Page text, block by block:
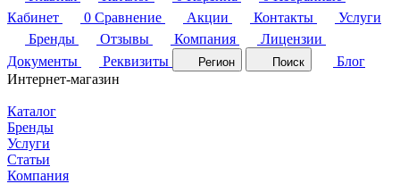
Кабинет
0 Сравнение Акции Контакты
Услуги
Бренды
Отзывы Компания
Лицензии
Документы
Реквизиты Регион Поиск
Блог
Интернет-магазин
Каталог
Бренды
Услуги
Статьи
Компания